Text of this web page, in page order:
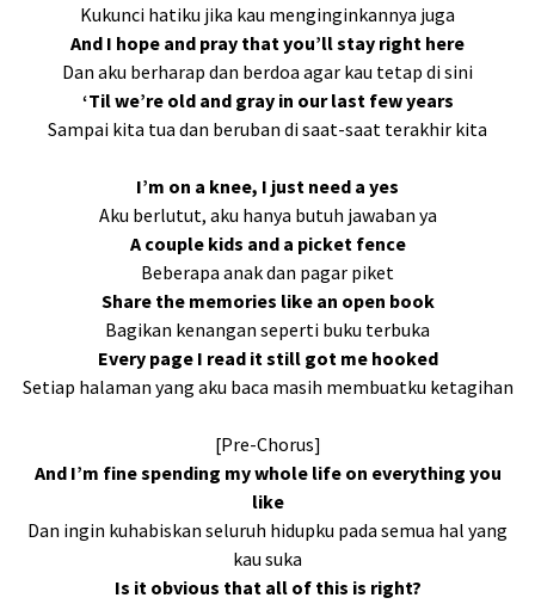
Kukunci hatiku jika kau menginginkannya juga
And I hope and pray that you’ll stay right here
Dan aku berharap dan berdoa agar kau tetap di sini
‘Til we’re old and gray in our last few years
Sampai kita tua dan beruban di saat-saat terakhir kita
I’m on a knee, I just need a yes
Aku berlutut, aku hanya butuh jawaban ya
A couple kids and a picket fence
Beberapa anak dan pagar piket
Share the memories like an open book
Bagikan kenangan seperti buku terbuka
Every page I read it still got me hooked
Setiap halaman yang aku baca masih membuatku ketagihan
[Pre-Chorus]
And I’m fine spending my whole life on everything you
like
Dan ingin kuhabiskan seluruh hidupku pada semua hal yang
kau suka
Is it obvious that all of this is right?